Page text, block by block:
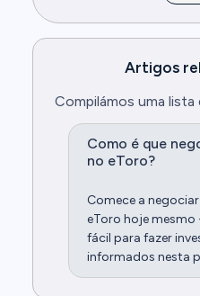
Artigos
Compilámos uma
Como é que
no eToro?
Comece a
eToro hoje mesmo
fácil para fazer
informados nesta